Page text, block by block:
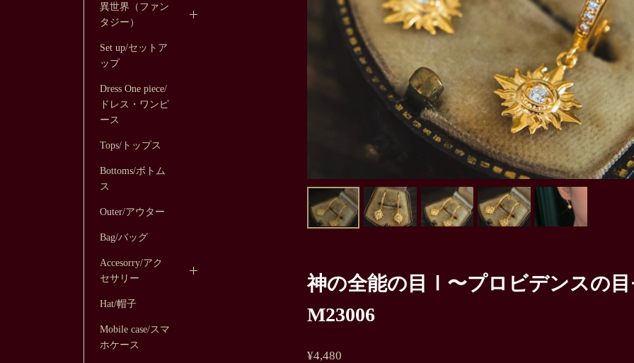
神の全能の目Ⅰ〜プロビデンスの
M23006
¥4,480
異世界（ファン
タジー）
Set up/セットア
ップ
Dress One piece/
ドレス・ワンピ
ース
Tops/トップス
Bottoms/ボトム
ス
Outer/アウター
Bag/バッグ
Accesorry/アク
セサリー
Hat/帽子
Mobile case/スマ
ホケース